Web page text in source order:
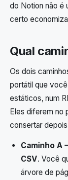
do Notion não é
certo
Qual
Os dois
portátil que
estáticos, num
Eles diferem no
consertar
Caminho A
CSV. Você
árvore de